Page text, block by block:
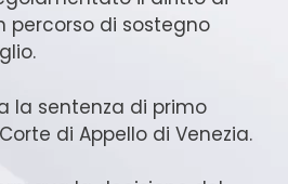
percorso di sostegno
la sentenza di primo
di Appello di Venezia.